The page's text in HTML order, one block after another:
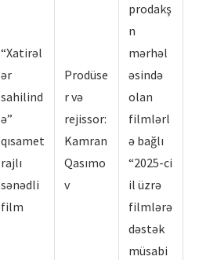
“Xatirəl
ər
sahilind
ə”
qısamet
rajlı
sənədli
film
Prodüse
r və
rejissor:
Kamran
Qasımo
v
prodakş
n
mərhəl
əsində
olan
filmlərl
ə bağlı
“2025-ci
il üzrə
filmlərə
dəstək
müsabi